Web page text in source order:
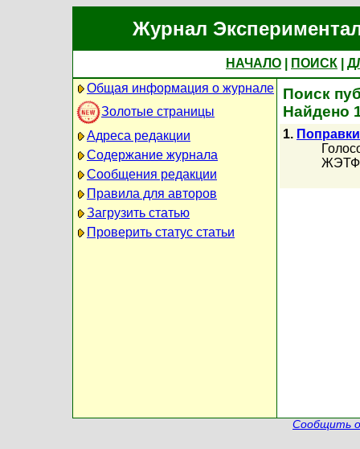
Журнал
НАЧАЛО ПОИСК
Общая информация о журнале
Золотые страницы
Адреса редакции
Содержание журнала
Сообщения редакции
Правила для авторов
Загрузить статью
Проверить статус статьи
Поиск
Найдено
1.
ЖЭТФ,
Сообщить о